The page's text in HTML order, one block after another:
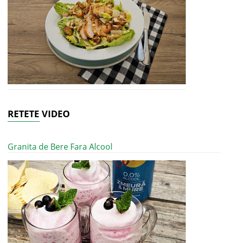
RETETE VIDEO
Granita de Bere Fara Alcool